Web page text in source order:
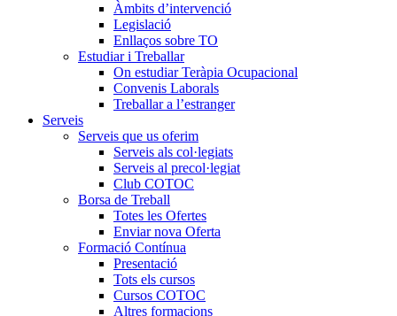
Àmbits d’intervenció
Legislació
Enllaços sobre TO
Estudiar i Treballar
On estudiar Teràpia Ocupacional
Convenis Laborals
Treballar a l’estranger
Serveis
Serveis que us oferim
Serveis als col·legiats
Serveis al precol·legiat
Club COTOC
Borsa de Treball
Totes les Ofertes
Enviar nova Oferta
Formació Contínua
Presentació
Tots els cursos
Cursos COTOC
Altres formacions